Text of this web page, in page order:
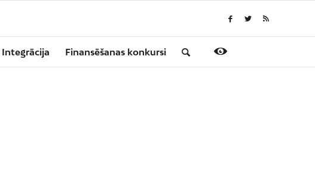
Integrācija Finansēšanas konkursi